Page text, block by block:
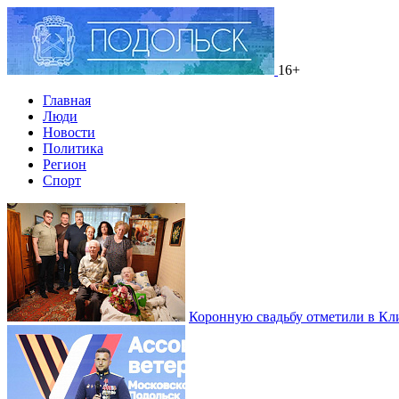
16+
Главная
Люди
Новости
Политика
Регион
Спорт
Коронную свадьбу отметили в